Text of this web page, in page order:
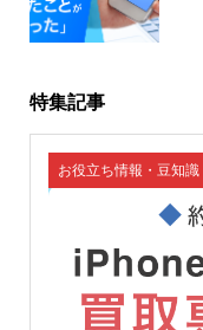
特集記事
お役立ち情報・豆知識